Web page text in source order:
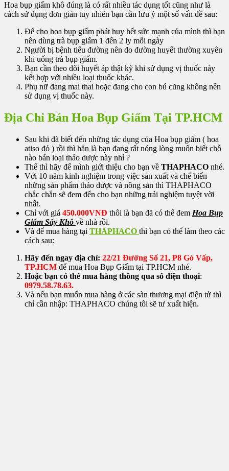
Hoa bụp giấm khô đúng là có rất nhiều tác dụng tốt cũng như là
cách sử dụng đơn giản tuy nhiên bạn cần lưu ý một số vấn đề sau:
Để cho hoa bụp giấm phát huy hết sức mạnh của mình thì bạn
nên dùng trà bụp giấm 1 đến 2 ly mỗi ngày
Người bị bệnh tiểu đường nên đo đường huyết thường xuyên
khi uống trà bụp giấm.
Bạn cần theo dõi huyết áp thật kỹ khi sử dụng vị thuốc này
kết hợp với nhiều loại thuốc khác.
Phụ nữ đang mai thai hoặc đang cho con bú cũng không nên
sử dụng vị thuốc này.
Địa Chỉ Bán Hoa Bụp Giấm Tại TP.HCM
Sau khi đã biết đến những tác dụng của Hoa bụp giấm ( hoa
atiso đỏ ) rồi thì hẳn là bạn đang rất nóng lòng muốn biết chỗ
nào bán loại thảo dược này nhỉ ?
Thế thì hãy để mình giới thiệu cho bạn về THAPHACO nhé.
Với 10 năm kinh nghiệm trong việc sản xuất và chế biến
những sản phẩm thảo dược và nông sản thì THAPHACO
chắc chắn sẽ đem đến cho bạn những trải nghiệm tuyệt vời
nhất.
Chỉ với giá 450.000VNĐ thôi là bạn đã có thể đem Hoa Bụp
Giấm Sấy Khô về nhà rồi.
Và để mua hàng tại THAPHACO thì bạn có thể làm theo các
cách sau:
Hãy đến ngay địa chỉ: 22/21 Đường Số 21, P8 Gò Vấp,
TP.HCM để mua Hoa Bụp Giấm tại TP.HCM nhé.
Hoặc bạn có thể mua hàng thông qua số điện thoại:
0979.58.78.63.
Và nếu bạn muốn mua hàng ở các sàn thương mại điện tử thì
chỉ cần nhập: THAPHACO chúng tôi sẽ tư xuất hiện.